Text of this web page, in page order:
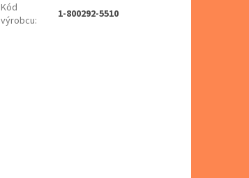
Kód
výrobcu: 1-800292-5510